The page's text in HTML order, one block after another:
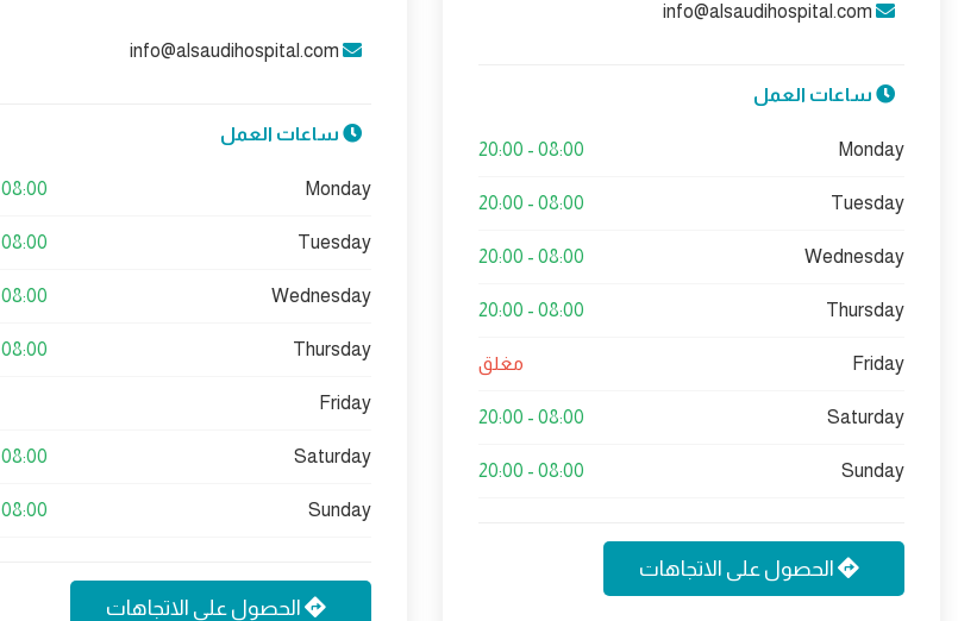
info@alsaudihospital.com
ساعات العمل
Monday
08:00 - 20:00
Tuesday
08:00 - 20:00
Wednesday
08:00 - 20:00
Thursday
08:00 - 20:00
Friday مغلق
Saturday
08:00 - 20:00
Sunday
08:00 - 20:00
الحصول على الاتجاهات
info@alsaudihospital.com
ساعات العمل
Monday
08:00 - 19:00
Tuesday
08:00 - 19:00
Wednesday
08:00 - 19:00
Thursday
08:00 - 19:00
Friday
Saturday
08:00 - 19:00
Sunday
08:00 - 19:00
الحصول على الاتجاهات